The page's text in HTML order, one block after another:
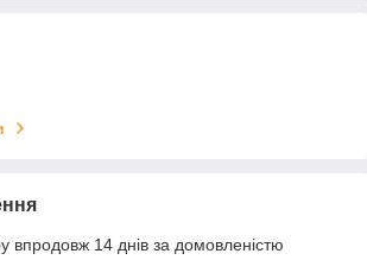
впродовж 14 днів за домовленістю